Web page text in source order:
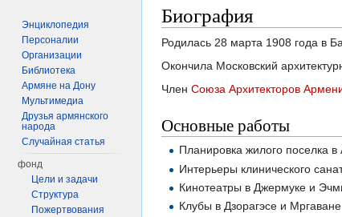
Биография
Родилась 28 марта 1908 года в
Окончила Московский
Член Союза Архитекторов
Основные работы
Планировка жилого поселка в
Интерьеры клинического
Кинотеатры в Джермуке и
Клубы в Дзорагэсе и Мргаване
Энциклопедия
Персоналии
Организации
Библиотека
Армяне на Дону
Мультимедиа
Друзья армянского
народа
Случайная статья
фонд
Цели и задачи
Структура
Пожертвования